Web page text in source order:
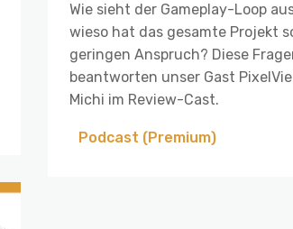
Wie sieht der Gameplay-Loop
wieso hat das gesamte Projekt
geringen Anspruch? Diese
beantworten unser Gast
Michi im Review-Cast.
Podcast (Premium)